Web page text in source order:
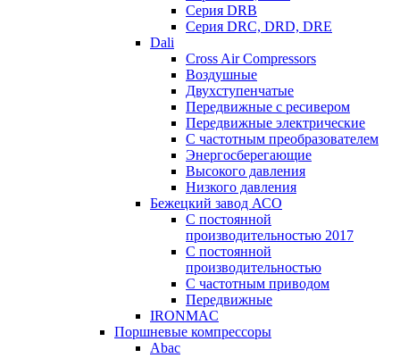
Серия DRB
Серия DRC, DRD, DRE
Dali
Cross Air Compressors
Воздушные
Двухступенчатые
Передвижные с ресивером
Передвижные электрические
С частотным преобразователем
Энергосберегающие
Высокого давления
Низкого давления
Бежецкий завод АСО
C постоянной
производительностью 2017
C постоянной
производительностью
С частотным приводом
Передвижные
IRONMAC
Поршневые компрессоры
Abac